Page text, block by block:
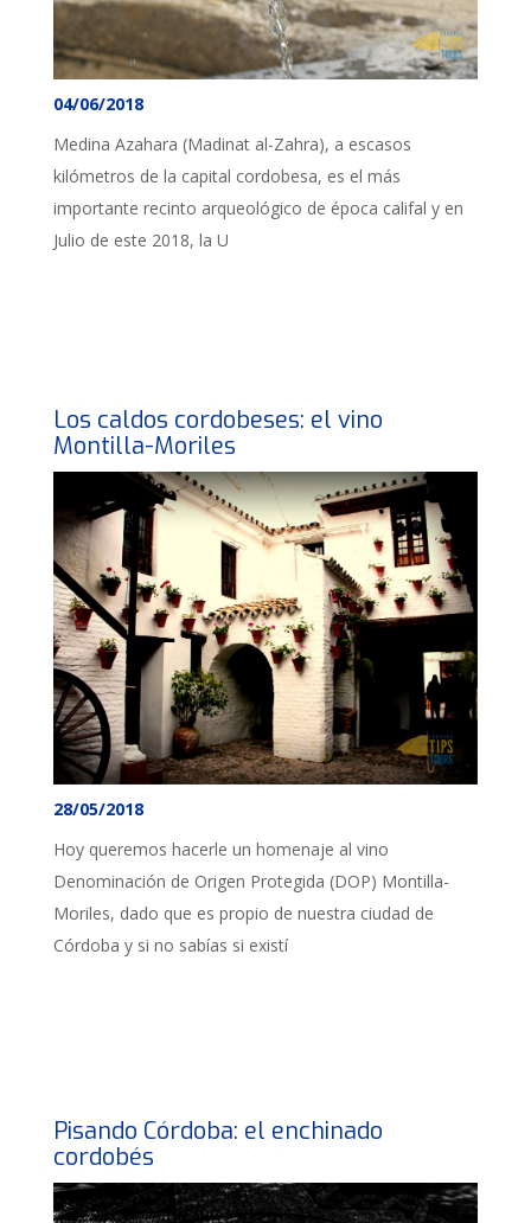
04/06/2018
Medina Azahara (Madinat al-Zahra), a escasos
kilómetros de la capital cordobesa, es el más
importante recinto arqueológico de época califal y en
Julio de este 2018, la U
Los caldos cordobeses: el vino
Montilla-Moriles
28/05/2018
Hoy queremos hacerle un homenaje al vino
Denominación de Origen Protegida (DOP) Montilla-
Moriles, dado que es propio de nuestra ciudad de
Córdoba y si no sabías si existí
Pisando Córdoba: el enchinado
cordobés